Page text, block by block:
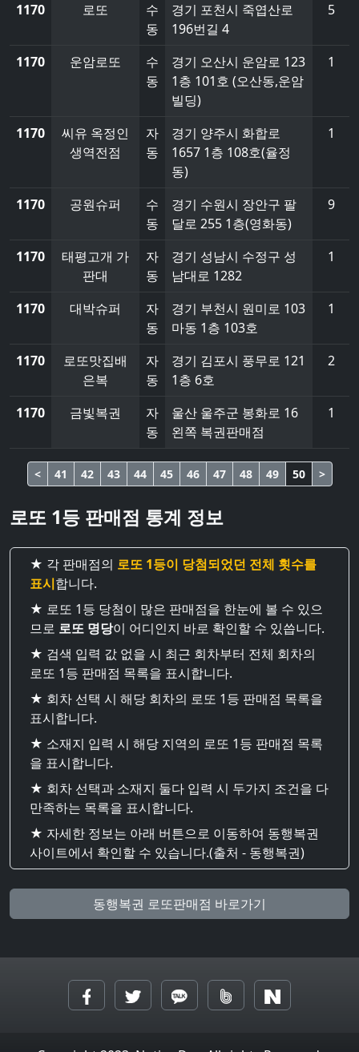
1170 로또
수
동
경기 포천시 죽엽산로
196번길 4
5
1170 운암로또
수
동
경기 오산시 운암로 123
1층 101호 (오산동,운암
빌딩)
1
1170
씨유 옥정인
생역전점
자
동
경기 양주시 화합로
1657 1층 108호(율정
동)
1
1170 공원슈퍼
수
동
경기 수원시 장안구 팔
달로 255 1층(영화동)
9
1170
태평고개 가
판대
자
동
경기 성남시 수정구 성
남대로 1282
1
1170 대박슈퍼
자
동
경기 부천시 원미로 103
마동 1층 103호
1
1170
로또맛집배
은복
자
동
경기 김포시 풍무로 121
1층 6호
2
1170 금빛복권
자
동
울산 울주군 봉화로 16
왼쪽 복권판매점
1
< 41 42 43 44 45 46 47 48 49 50 >
로또 1등 판매점 통계 정보
★ 각 판매점의 로또 1등이 당첨되었던 전체 횟수를
표시합니다.
★ 로또 1등 당첨이 많은 판매점을 한눈에 볼 수 있으
므로 로또 명당이 어디인지 바로 확인할 수 있씁니다.
★ 검색 입력 값 없을 시 최근 회차부터 전체 회차의
로또 1등 판매점 목록을 표시합니다.
★ 회차 선택 시 해당 회차의 로또 1등 판매점 목록을
표시합니다.
★ 소재지 입력 시 해당 지역의 로또 1등 판매점 목록
을 표시합니다.
★ 회차 선택과 소재지 둘다 입력 시 두가지 조건을 다
만족하는 목록을 표시합니다.
★ 자세한 정보는 아래 버튼으로 이동하여 동행복권
사이트에서 확인할 수 있습니다.(출처 - 동행복권)
동행복권 로또판매점 바로가기